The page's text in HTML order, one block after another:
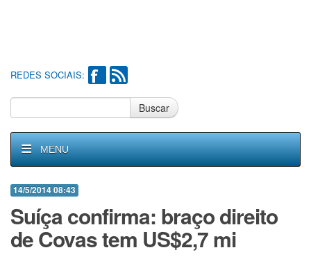
REDES SOCIAIS:
Buscar
MENU
14/5/2014 08:43
Suíça confirma: braço direito
de Covas tem US$2,7 mi